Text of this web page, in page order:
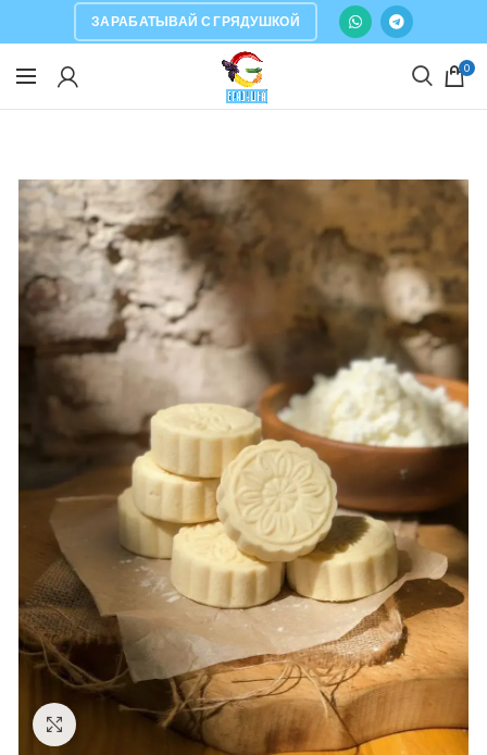
ЗАРАБАТЫВАЙ С ГРЯДУШКОЙ
0
Click to enlarge